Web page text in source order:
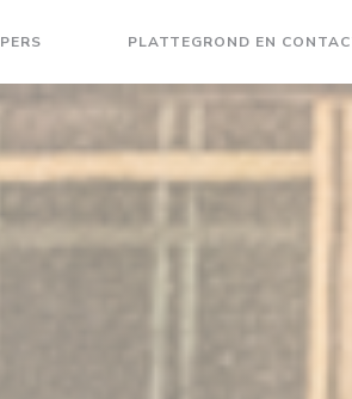
PERS PLATTEGROND EN